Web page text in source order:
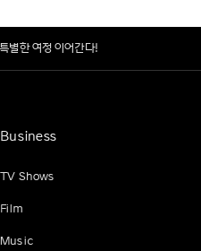
별한 여정 이어간다!
Business
TV Shows
Film
Music